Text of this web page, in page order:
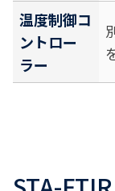
温度制御コ
ントロー
ラー